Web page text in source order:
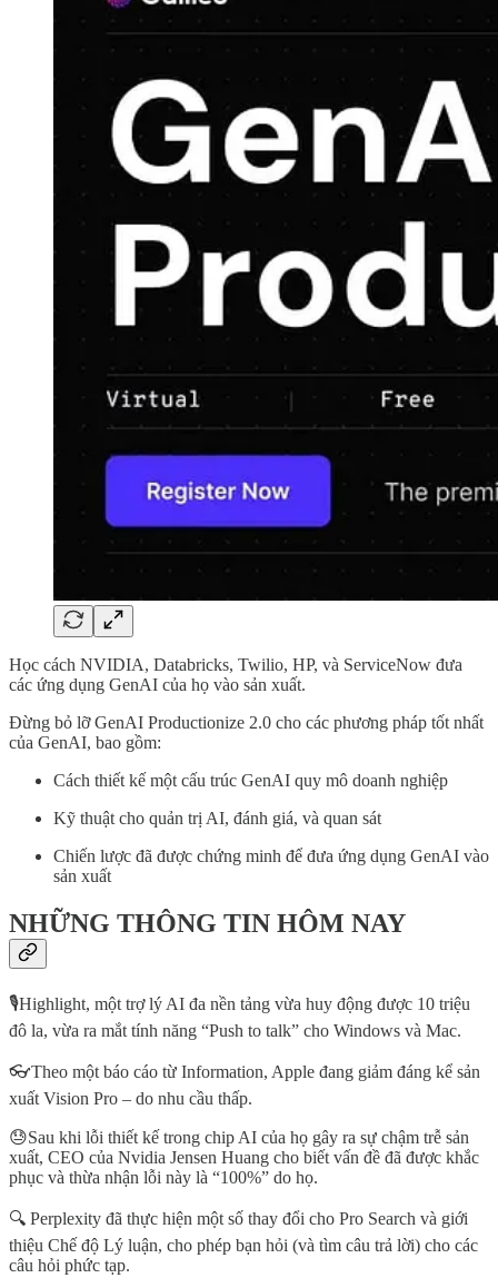
Học cách NVIDIA, Databricks, Twilio, HP, và ServiceNow đưa
các ứng dụng GenAI của họ vào sản xuất.
Đừng bỏ lỡ GenAI Productionize 2.0 cho các phương pháp tốt nhất
của GenAI, bao gồm:
Cách thiết kế một cấu trúc GenAI quy mô doanh nghiệp
Kỹ thuật cho quản trị AI, đánh giá, và quan sát
Chiến lược đã được chứng minh để đưa ứng dụng GenAI vào
sản xuất
NHỮNG THÔNG TIN HÔM NAY
🎙️Highlight, một trợ lý AI đa nền tảng vừa huy động được 10 triệu
đô la, vừa ra mắt tính năng “Push to talk” cho Windows và Mac.
👓️Theo một báo cáo từ Information, Apple đang giảm đáng kể sản
xuất Vision Pro – do nhu cầu thấp.
😓Sau khi lỗi thiết kế trong chip AI của họ gây ra sự chậm trễ sản
xuất, CEO của Nvidia Jensen Huang cho biết vấn đề đã được khắc
phục và thừa nhận lỗi này là “100%” do họ.
🔍️ Perplexity đã thực hiện một số thay đổi cho Pro Search và giới
thiệu Chế độ Lý luận, cho phép bạn hỏi (và tìm câu trả lời) cho các
câu hỏi phức tạp.